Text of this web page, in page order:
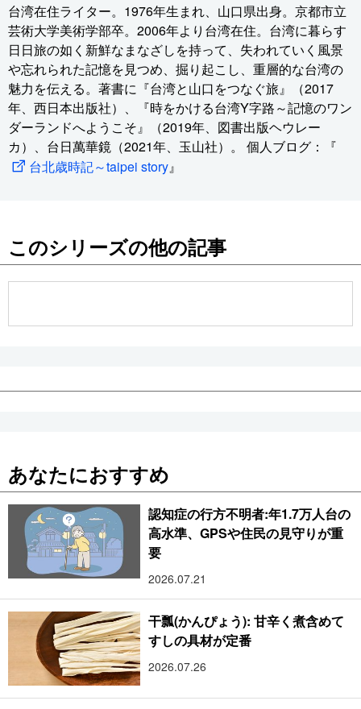
台湾在住ライター。1976年生まれ、山口県出身。京都市立
芸術大学美術学部卒。2006年より台湾在住。台湾に暮らす
日日旅の如く新鮮なまなざしを持って、失われていく風景
や忘れられた記憶を見つめ、掘り起こし、重層的な台湾の
魅力を伝える。著書に『台湾と山口をつなぐ旅』（2017
年、西日本出版社）、『時をかける台湾Y字路～記憶のワン
ダーランドへようこそ』（2019年、図書出版ヘウレー
カ）、台日萬華鏡（2021年、玉山社）。 個人ブログ：『
台北歳時記～taipei story』
このシリーズの他の記事
あなたにおすすめ
認知症の行方不明者:年1.7万人台の
高水準、GPSや住民の見守りが重
要
2026.07.21
干瓢(かんぴょう): 甘辛く煮含めて
すしの具材が定番
2026.07.26